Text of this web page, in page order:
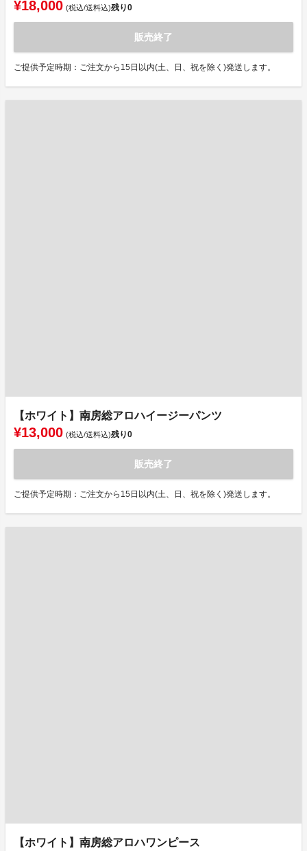
¥18,000 (税込/送料込)残り0
販売終了
ご提供予定時期：ご注文から15日以内(土、日、祝を除く)発送します。
【ホワイト】南房総アロハイージーパンツ
¥13,000 (税込/送料込)残り0
販売終了
ご提供予定時期：ご注文から15日以内(土、日、祝を除く)発送します。
【ホワイト】南房総アロハワンピース